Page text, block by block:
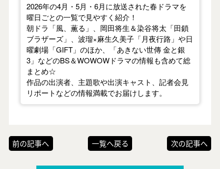
2026年の4月・5月・6月に放送された春ドラマを
曜日ごとの一覧で見やすく紹介！
朝ドラ「風、薫る」、岡田将生＆染谷将太「田鎖
ブラザーズ」、波瑠×麻生久美子「月夜行路」や日
曜劇場「GIFT」のほか、「あきない世傳 金と銀
3」などのBS＆WOWOWドラマの情報も含めて総
まとめ☆
作品の出演者、主題歌や出演キャスト、記者会見
リポートなどの情報満載でお届けします。
前の記事へ 一覧へ戻る 次の記事へ